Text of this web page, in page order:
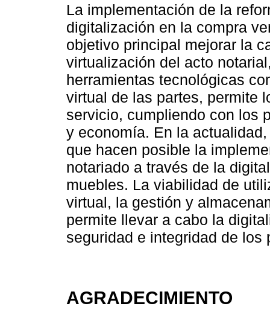
La implementación de la
digitalización en la compra
objetivo principal mejorar la
virtualización del acto
herramientas tecnológicas
virtual de las partes, permite
servicio, cumpliendo con los
y economía. En la
que hacen posible la
notariado a través de la
muebles. La viabilidad de
virtual, la gestión y
permite llevar a cabo la
seguridad e integridad de los
AGRADECIMIENTO